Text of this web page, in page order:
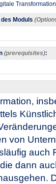
Transformation
Moduls
(prerequisites):
von
auch
dann